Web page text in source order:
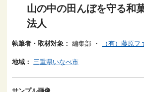
山の中の田んぼを守る和
法人
執筆者・取材対象： 編集部 ・ （有）藤原フ
地域： 三重県いなべ市